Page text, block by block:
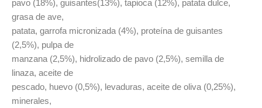
pavo (18%), guisantes(13%), tapioca (12%), patata dulce,
grasa de ave,
patata, garrofa micronizada (4%), proteína de guisantes
(2,5%), pulpa de
manzana (2,5%), hidrolizado de pavo (2,5%), semilla de
linaza, aceite de
pescado, huevo (0,5%), levaduras, aceite de oliva (0,25%),
minerales,